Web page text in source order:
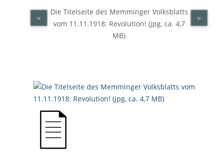
Die Titelseite des Memminger Volksblatts
vom 11.11.1918: Revolution! (jpg, ca. 4,7
MB)
< >